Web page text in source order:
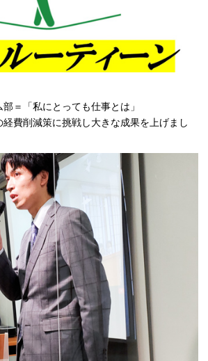
＝「私にとっても仕事とは」
費削減策に挑戦し大きな成果を上げまし